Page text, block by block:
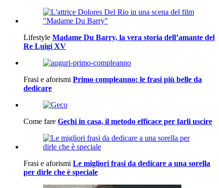
Lifestyle Madame Du Barry, la vera storia dell’amante del
Re Luigi XV
Frasi e aforismi Primo compleanno: le frasi più belle da
dedicare
Come fare Gechi in casa, il metodo efficace per farli uscire
Frasi e aforismi Le migliori frasi da dedicare a una sorella
per dirle che è speciale